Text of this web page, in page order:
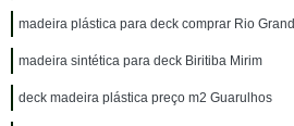
madeira plástica para deck comprar Rio
madeira sintética para deck Biritiba Mirim
deck madeira plástica preço m2 Guarulhos